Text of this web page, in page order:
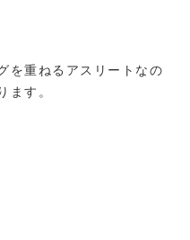
を重ねるアスリートなの
ます。